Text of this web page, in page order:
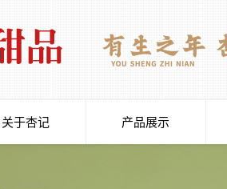
关于杏记 产品展示